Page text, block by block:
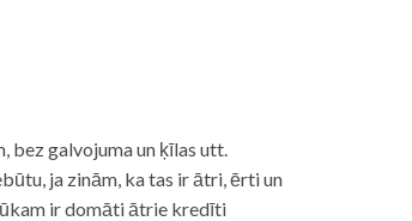
bez galvojuma un ķīlas utt.
ja zinām, ka tas ir ātri, ērti un
ir domāti ātrie kredīti